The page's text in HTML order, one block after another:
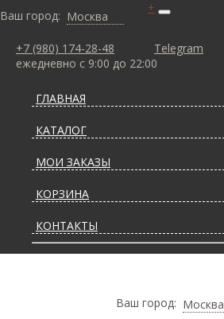
Ваш город: Москва
+7 (980) 174-28-48
Telegram
ежедневно с 9:00 до 22:00
+
ГЛАВНАЯ
КАТАЛОГ
МОИ ЗАКАЗЫ
КОРЗИНА
КОНТАКТЫ
ДОСТАВКА И ОПЛАТА
Ваш город: Москва